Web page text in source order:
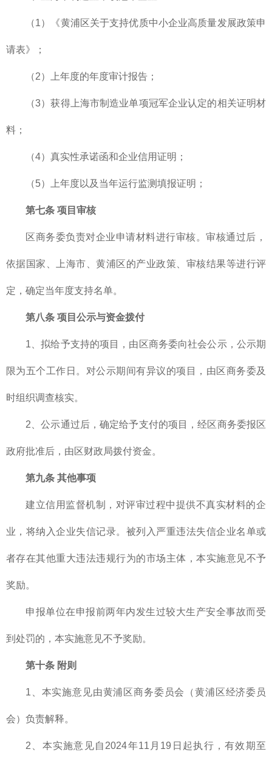
（1）《黄浦区关于支持优质中小企业高质量发展政策申
请表》；
（2）上年度的年度审计报告；
（3）获得上海市制造业单项冠军企业认定的相关证明材
料；
（4）真实性承诺函和企业信用证明；
（5）上年度以及当年运行监测填报证明；
第七条 项目审核
区商务委负责对企业申请材料进行审核。审核通过后，
依据国家、上海市、黄浦区的产业政策、审核结果等进行评
定，确定当年度支持名单。
第八条 项目公示与资金拨付
1、拟给予支持的项目，由区商务委向社会公示，公示期
限为五个工作日。对公示期间有异议的项目，由区商务委及
时组织调查核实。
2、公示通过后，确定给予支付的项目，经区商务委报区
政府批准后，由区财政局拨付资金。
第九条 其他事项
建立信用监督机制，对评审过程中提供不真实材料的企
业，将纳入企业失信记录。被列入严重违法失信企业名单或
者存在其他重大违法违规行为的市场主体，本实施意见不予
奖励。
申报单位在申报前两年内发生过较大生产安全事故而受
到处罚的，本实施意见不予奖励。
第十条 附则
1、本实施意见由黄浦区商务委员会（黄浦区经济委员
会）负责解释。
2、本实施意见自2024年11月19日起执行，有效期至